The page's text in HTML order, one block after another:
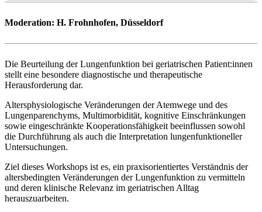
Moderation: H. Frohnhofen, Düsseldorf
Die Beurteilung der Lungenfunktion bei geriatrischen Patient:innen
stellt eine besondere diagnostische und therapeutische
Herausforderung dar.
Altersphysiologische Veränderungen der Atemwege und des
Lungenparenchyms, Multimorbidität, kognitive Einschränkungen
sowie eingeschränkte Kooperationsfähigkeit beeinflussen sowohl
die Durchführung als auch die Interpretation lungenfunktioneller
Untersuchungen.
Ziel dieses Workshops ist es, ein praxisorientiertes Verständnis der
altersbedingten Veränderungen der Lungenfunktion zu vermitteln
und deren klinische Relevanz im geriatrischen Alltag
herauszuarbeiten.